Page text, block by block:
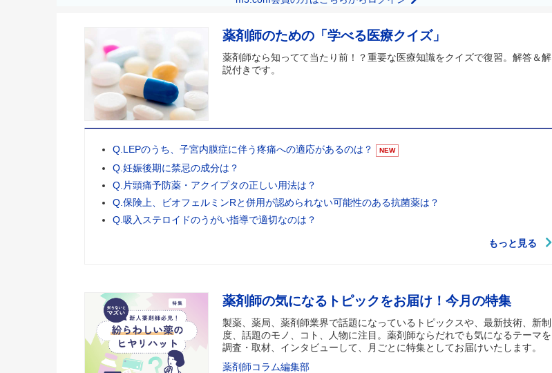
薬剤師のための「学べる医療クイズ」
薬剤師なら知ってて当たり前！？重要な医療知識をクイズで復習。解答＆解
説付きです。
Q.LEPのうち、子宮内膜症に伴う疼痛への適応があるのは？ NEW
Q.妊娠後期に禁忌の成分は？
Q.片頭痛予防薬・アクイプタの正しい用法は？
Q.保険上、ビオフェルミンRと併用が認められない可能性のある抗菌薬は？
Q.吸入ステロイドのうがい指導で適切なのは？
もっと見る
薬剤師の気になるトピックをお届け！今月の特集
製薬、薬局、薬剤師業界で話題になっているトピックスや、最新技術、新制
度、話題のモノ、コト、人物に注目。薬剤師ならだれでも気になるテーマを
調査・取材、インタビューして、月ごとに特集としてお届けいたします。
薬剤師コラム編集部